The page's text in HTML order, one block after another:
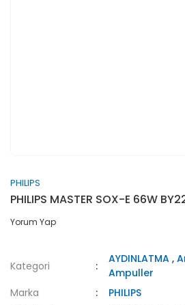
PHILIPS
PHILIPS MASTER SOX-E 66W
Yorum Yap
Kategori
AYDINLATMA ,
Ampuller
Marka
PHILIPS